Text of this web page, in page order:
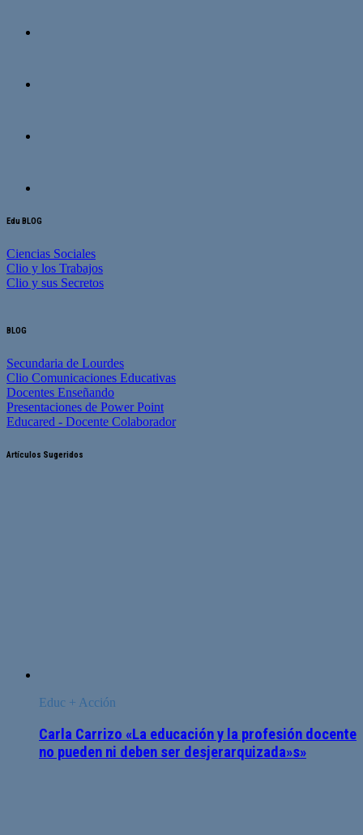
Edu BLOG
Ciencias Sociales
Clio y los Trabajos
Clio y sus Secretos
BLOG
Secundaria de Lourdes
Clio Comunicaciones Educativas
Docentes Enseñando
Presentaciones de Power Point
Educared - Docente Colaborador
Artículos Sugeridos
Educ + Acción
Carla Carrizo «La educación y la profesión docente
no pueden ni deben ser desjerarquizada»s»